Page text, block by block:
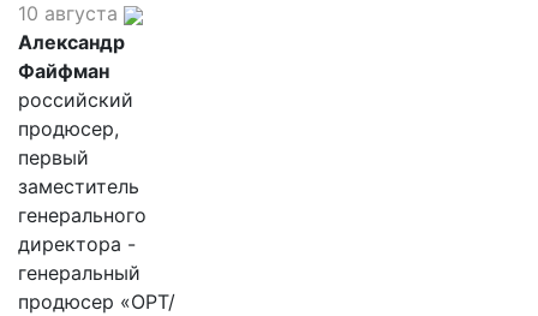
10 августа
Александр
Файфман
российский
продюсер,
первый
заместитель
генерального
директора -
генеральный
продюсер «ОРТ/